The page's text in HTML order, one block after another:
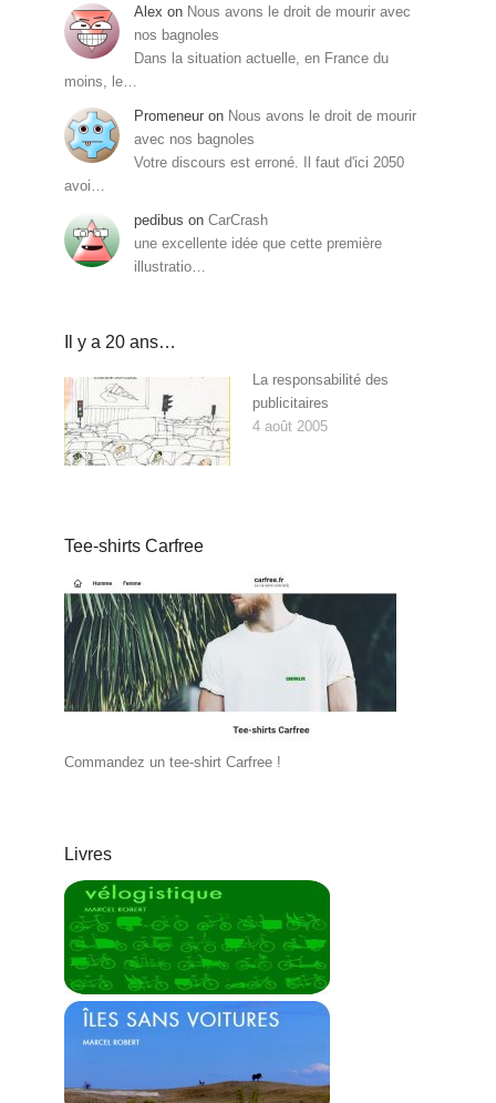
Alex on Nous avons le droit de mourir avec
nos bagnoles
Dans la situation actuelle, en France du
moins, le…
Promeneur on Nous avons le droit de mourir
avec nos bagnoles
Votre discours est erroné. Il faut d'ici 2050
avoi…
pedibus on CarCrash
une excellente idée que cette première
illustratio…
Il y a 20 ans…
La responsabilité des
publicitaires
4 août 2005
Tee-shirts Carfree
Commandez un tee-shirt Carfree !
Livres